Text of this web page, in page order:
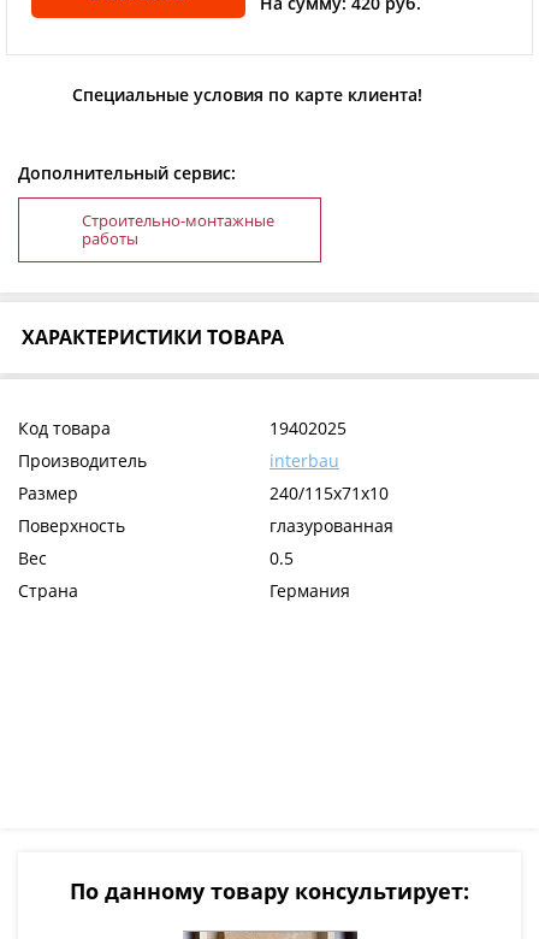
Специальные условия по карте клиента!
Дополнительный сервис:
Строительно-монтажные
работы
ХАРАКТЕРИСТИКИ ТОВАРА
Код товара
19402025
Производитель
interbau
Размер
240/115х71х10
Поверхность
глазурованная
Вес
0.5
Страна
Германия
По данному товару консультирует: